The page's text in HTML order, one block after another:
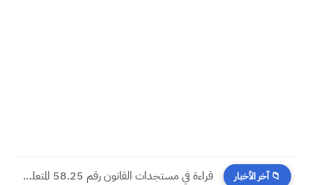
📁 آخر الأخبار ​قراءة في مستجدات القانون رقم 58.25 المتعلق بالمسطرة المدنية